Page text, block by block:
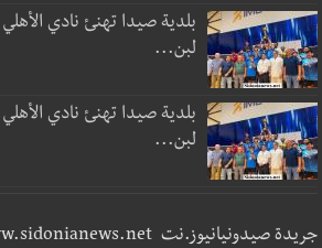
بلدية صيدا تهنئ نادي
لبن...
بلدية صيدا تهنئ نادي
لبن...
جريدة صيدونيانيوز.نت www.sidonianews.net